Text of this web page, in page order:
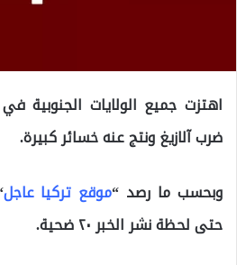
اهتزت جميع الولايات الجنوبية في
ضرب آلازيغ ونتج عنه خسائر كبيرة.
وبحسب ما رصد “موقع تركيا عاجل
حتى لحظة نشر الخبر ٢٠ ضحية.